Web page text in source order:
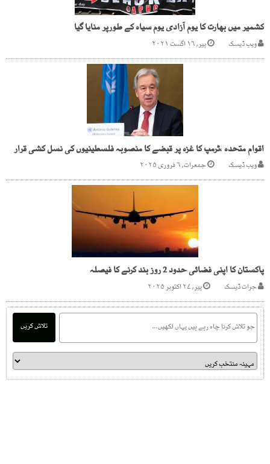
کشمیر میں بھارت کا یوم آزادی یوم سیاہ کے طورپر منایا گیا
ویب ڈیسک پیر, ۱۶ اگست ۲۰۲۱
اقوام متحدہ ،ٹرمپ کا غزہ پر قبضے کا منصوبہ فلسطینیوں کی نسل کشی قرار
ویب ڈیسک جمعرات, ۶ فروری ۲۰۲۵
پاکستان کا اپنی فضائی حدود 2 روز بند کرنے کا فیصلہ
جرات ڈیسک پیر, ۲۷ اکتوبر ۲۰۲۵
تلاش کریں